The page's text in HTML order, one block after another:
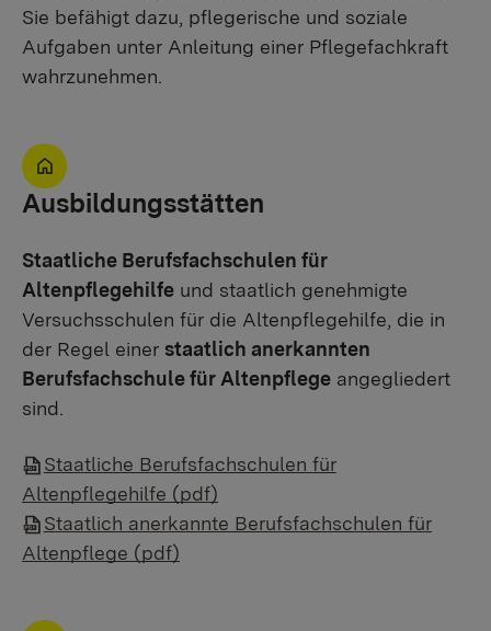
Sie befähigt dazu, pflegerische und soziale
Aufgaben unter Anleitung einer Pflegefachkraft
wahrzunehmen.
Ausbildungsstätten
Staatliche Berufsfachschulen für
Altenpflegehilfe und staatlich genehmigte
Versuchsschulen für die Altenpflegehilfe, die in
der Regel einer staatlich anerkannten
Berufsfachschule für Altenpflege angegliedert
sind.
Staatliche Berufsfachschulen für
Altenpflegehilfe (pdf)
Staatlich anerkannte Berufsfachschulen für
Altenpflege (pdf)